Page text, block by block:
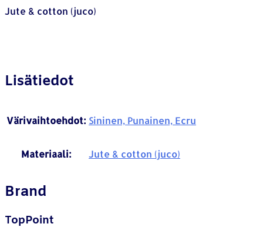
Jute & cotton (juco)
Lisätiedot
Värivaihtoehdot: Sininen, Punainen, Ecru
Materiaali: Jute & cotton (juco)
Brand
TopPoint